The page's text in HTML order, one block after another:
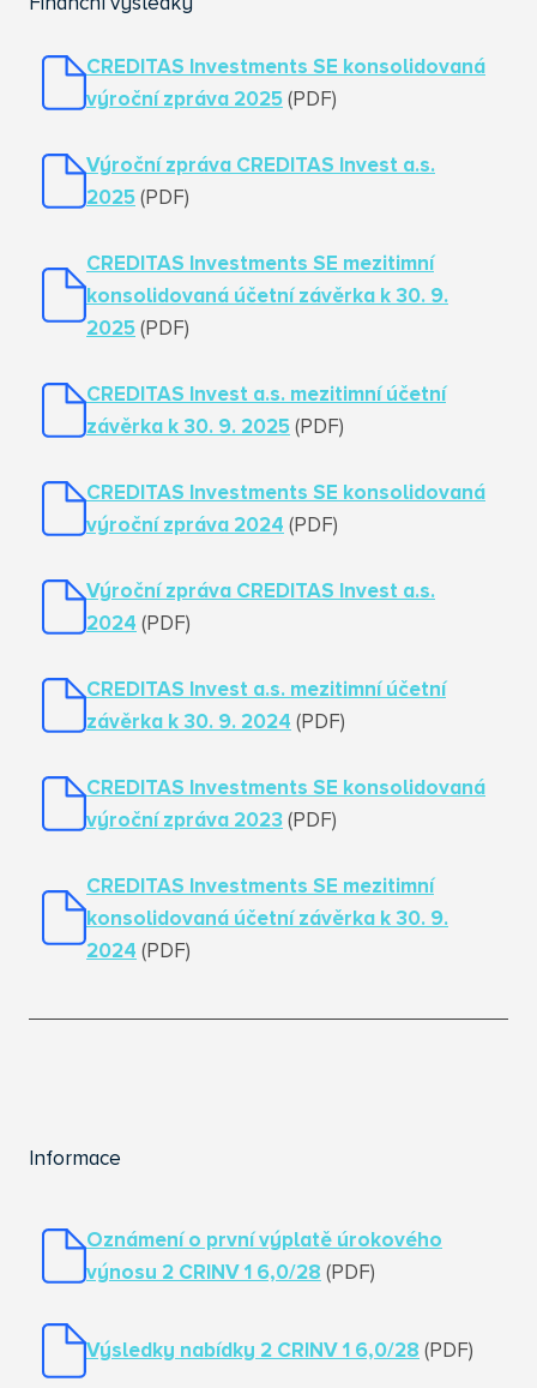
CREDITAS Investments SE konsolidovaná
výroční zpráva 2025 (PDF)
Výroční zpráva CREDITAS Invest a.s.
2025 (PDF)
CREDITAS Investments SE mezitimní
konsolidovaná účetní závěrka k 30. 9.
2025 (PDF)
CREDITAS Invest a.s. mezitimní účetní
závěrka k 30. 9. 2025 (PDF)
CREDITAS Investments SE konsolidovaná
výroční zpráva 2024 (PDF)
Výroční zpráva CREDITAS Invest a.s.
2024 (PDF)
CREDITAS Invest a.s. mezitimní účetní
závěrka k 30. 9. 2024 (PDF)
CREDITAS Investments SE konsolidovaná
výroční zpráva 2023 (PDF)
CREDITAS Investments SE mezitimní
konsolidovaná účetní závěrka k 30. 9.
2024 (PDF)
Informace
Oznámení o první výplatě úrokového
výnosu 2 CRINV 1 6,0/28 (PDF)
Výsledky nabídky 2 CRINV 1 6,0/28 (PDF)